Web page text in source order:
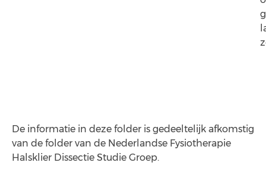
De informatie in deze folder is gedeeltelijk afkomstig
van de folder van de Nederlandse Fysiotherapie
Halsklier Dissectie Studie Groep.